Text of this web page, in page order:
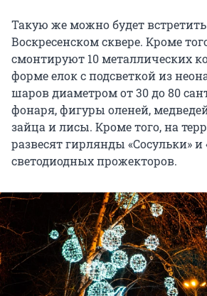
Такую же можно будет
Воскресенском сквере. Кроме
смонтируют 10 металлических
форме елок с подсветкой из
шаров диаметром от 30 до 80
фонаря, фигуры оленей,
зайца и лисы. Кроме того, на
развесят гирлянды «Сосульки» и
светодиодных прожекторов.